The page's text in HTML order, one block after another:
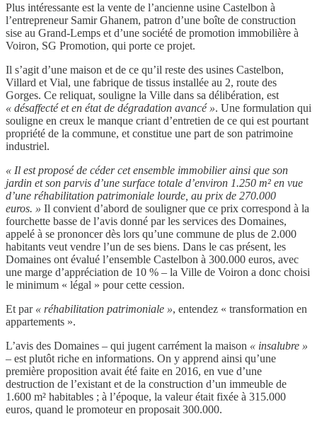
Plus intéressante est la vente de l’ancienne usine Castelbon à
l’entrepreneur Samir Ghanem, patron d’une boîte de construction
sise au Grand-Lemps et d’une société de promotion immobilière à
Voiron, SG Promotion, qui porte ce projet.
Il s’agit d’une maison et de ce qu’il reste des usines Castelbon,
Villard et Vial, une fabrique de tissus installée au 2, route des
Gorges. Ce reliquat, souligne la Ville dans sa délibération, est
« désaffecté et en état de dégradation avancé ». Une formulation qui
souligne en creux le manque criant d’entretien de ce qui est pourtant
propriété de la commune, et constitue une part de son patrimoine
industriel.
« Il est proposé de céder cet ensemble immobilier ainsi que son
jardin et son parvis d’une surface totale d’environ 1.250 m² en vue
d’une réhabilitation patrimoniale lourde, au prix de 270.000
euros. » Il convient d’abord de souligner que ce prix correspond à la
fourchette basse de l’avis donné par les services des Domaines,
appelé à se prononcer dès lors qu’une commune de plus de 2.000
habitants veut vendre l’un de ses biens. Dans le cas présent, les
Domaines ont évalué l’ensemble Castelbon à 300.000 euros, avec
une marge d’appréciation de 10 % – la Ville de Voiron a donc choisi
le minimum « légal » pour cette cession.
Et par « réhabilitation patrimoniale », entendez « transformation en
appartements ».
L’avis des Domaines – qui jugent carrément la maison « insalubre »
– est plutôt riche en informations. On y apprend ainsi qu’une
première proposition avait été faite en 2016, en vue d’une
destruction de l’existant et de la construction d’un immeuble de
1.600 m² habitables ; à l’époque, la valeur était fixée à 315.000
euros, quand le promoteur en proposait 300.000.